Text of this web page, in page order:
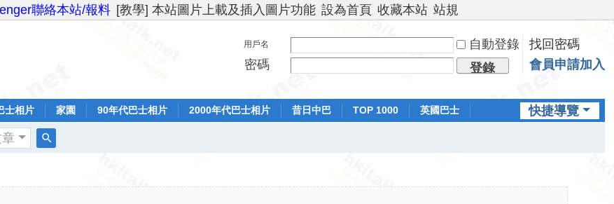
聯絡本站/報料 [教學] 本站圖片上載及插入圖片功能 設為首頁 收藏本站 站規
用戶名 自動登錄
找回密碼
密碼
登錄 會員申請加入
快捷導覽
士相片 家園 90年代巴士相片 2000年代巴士相片 昔日中巴 TOP 1000
英國巴士